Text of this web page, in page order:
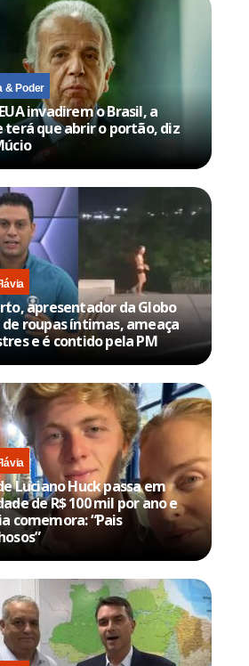
& Poder
invadirem o Brasil, a
terá que abrir o portão, diz
apresentador da Globo
roupas íntimas, ameaça
e é contido pela PM
Luciano Huck passa em
de R$ 100 mil por ano e
comemora: “Pais